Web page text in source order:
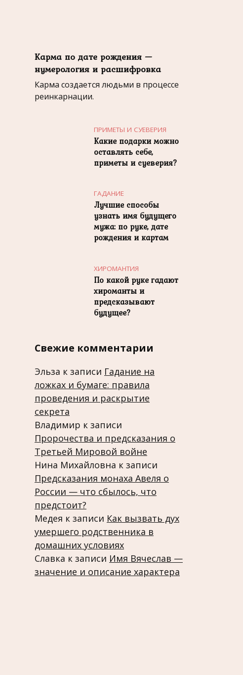
Карма по дате рождения —
нумерология и расшифровка
Карма создается людьми в процессе
реинкарнации.
ПРИМЕТЫ И СУЕВЕРИЯ
Какие подарки можно
оставлять себе,
приметы и суеверия?
ГАДАНИЕ
Лучшие способы
узнать имя будущего
мужа: по руке, дате
рождения и картам
ХИРОМАНТИЯ
По какой руке гадают
хироманты и
предсказывают
будущее?
Свежие комментарии
Эльза к записи Гадание на
ложках и бумаге: правила
проведения и раскрытие
секрета
Владимир к записи
Пророчества и предсказания о
Третьей Мировой войне
Нина Михайловна к записи
Предсказания монаха Авеля о
России — что сбылось, что
предстоит?
Медея к записи Как вызвать дух
умершего родственника в
домашних условиях
Славка к записи Имя Вячеслав —
значение и описание характера